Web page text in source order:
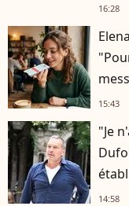
16:28
15:43
"Je
14:58